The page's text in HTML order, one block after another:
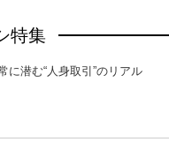
特集
に潜む“人身取引”のリアル